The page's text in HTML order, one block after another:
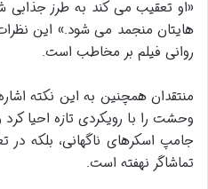
«او تعقیب می کند به طرز جذابی
هایتان منجمد می شود.» این
روانی فیلم بر مخاطب است.
منتقدان همچنین به این نکته
وحشت را با رویکردی تازه احیا
جامپ اسکرهای ناگهانی، بلکه در
تماشاگر نهفته است.